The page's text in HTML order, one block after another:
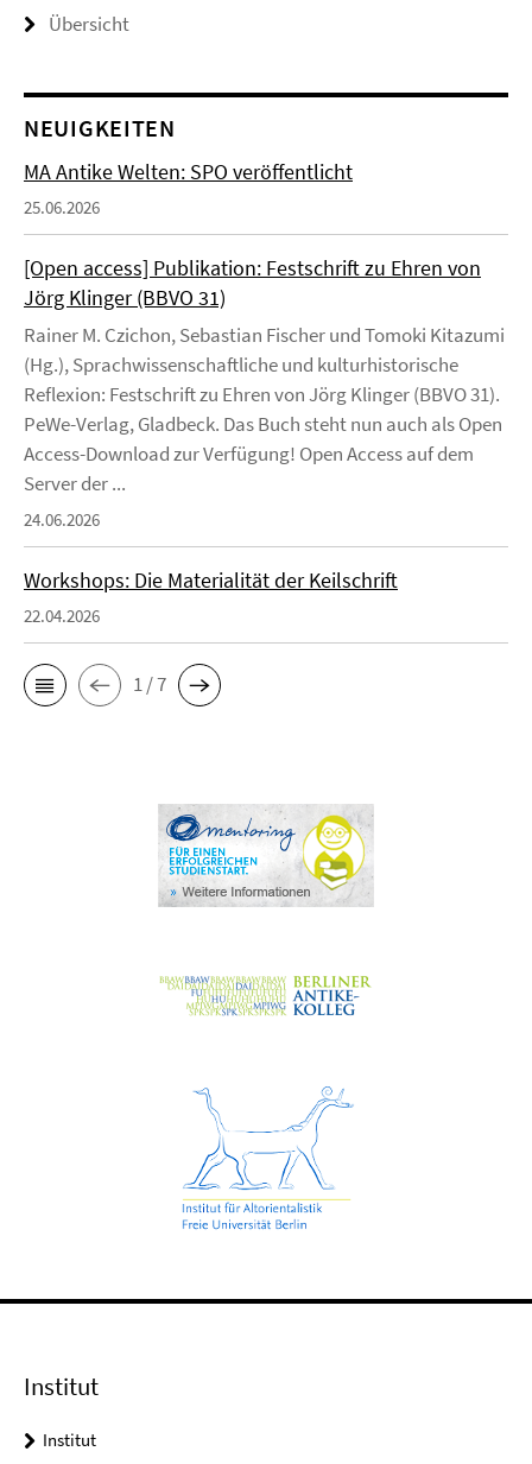
Übersicht
NEUIGKEITEN
MA Antike Welten: SPO veröffentlicht
25.06.2026
[Open access] Publikation: Festschrift zu Ehren von
Jörg Klinger (BBVO 31)
Rainer M. Czichon, Sebastian Fischer und Tomoki Kitazumi
(Hg.), Sprachwissenschaftliche und kulturhistorische
Reflexion: Festschrift zu Ehren von Jörg Klinger (BBVO 31).
PeWe-Verlag, Gladbeck. Das Buch steht nun auch als Open
Access-Download zur Verfügung! Open Access auf dem
Server der ...
24.06.2026
Workshops: Die Materialität der Keilschrift
22.04.2026
1 / 7
Institut
Institut